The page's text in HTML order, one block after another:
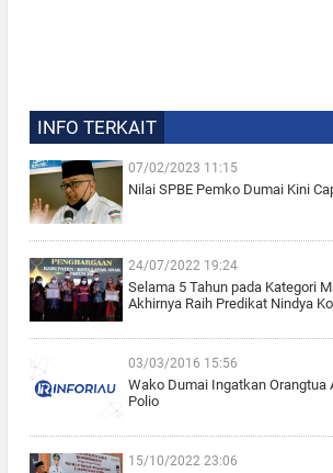
INFO TERKAIT
07/02/2023 11:15
Nilai SPBE Pemko Dumai Kini
24/07/2022 19:24
Selama 5 Tahun pada Kategori
Akhirnya Raih Predikat Nindya
03/03/2016 15:56
Wako Dumai Ingatkan Orangtua
Polio
15/10/2022 23:06